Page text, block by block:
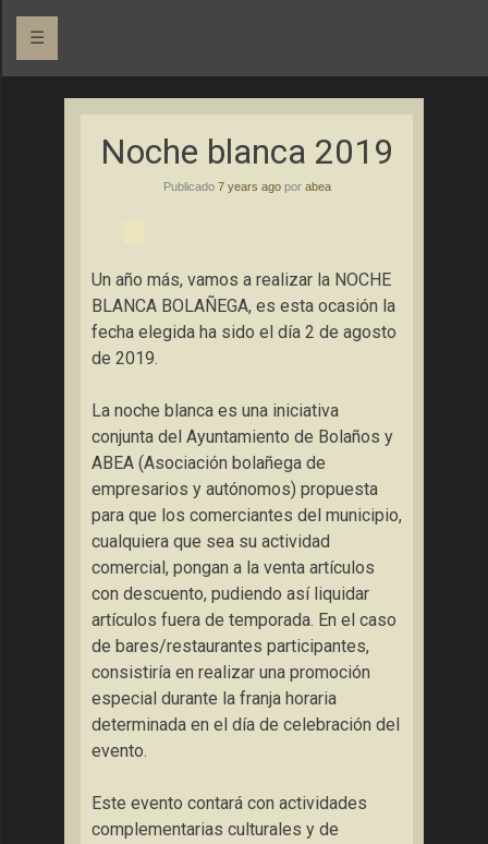
☰
ABEA
Noche blanca 2019
Publicado 7 years agopor abea
Un año más, vamos a realizar la NOCHE
BLANCA BOLAÑEGA, es esta ocasión la
fecha elegida ha sido el día 2 de agosto
de 2019.
La noche blanca es una iniciativa
conjunta del Ayuntamiento de Bolaños y
ABEA (Asociación bolañega de
empresarios y autónomos) propuesta
para que los comerciantes del municipio,
cualquiera que sea su actividad
comercial, pongan a la venta artículos
con descuento, pudiendo así liquidar
artículos fuera de temporada. En el caso
de bares/restaurantes participantes,
consistiría en realizar una promoción
especial durante la franja horaria
determinada en el día de celebración del
evento.
Este evento contará con actividades
complementarias culturales y de